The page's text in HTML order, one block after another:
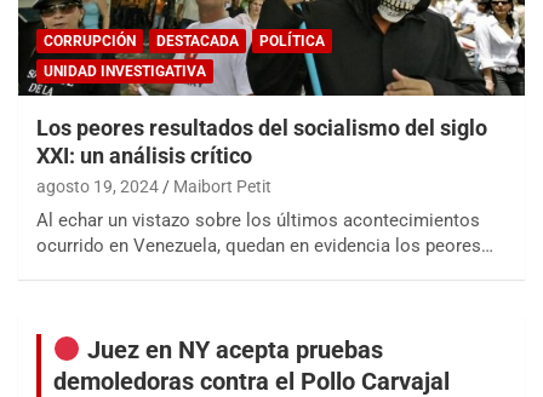
CORRUPCIÓN DESTACADA
POLÍTICA
UNIDAD INVESTIGATIVA
Los peores resultados del socialismo del siglo
XXI: un análisis crítico
agosto 19, 2024 Maibort Petit
Al echar un vistazo sobre los últimos acontecimientos
ocurrido en Venezuela, quedan en evidencia los peores…
Juez en NY acepta pruebas
demoledoras contra el Pollo Carvajal